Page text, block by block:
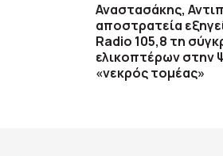
Αναστασάκης,
αποστρατεία
Radio 105,8 τη
ελικοπτέρων στην
«νεκρός τομέας»